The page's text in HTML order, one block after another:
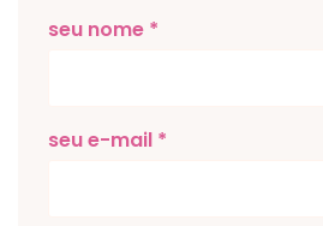
seu nome *
seu e-mail *